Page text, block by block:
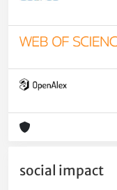
social impact